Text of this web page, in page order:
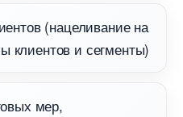
(нацеливание на
клиентов и сегменты)
мер,